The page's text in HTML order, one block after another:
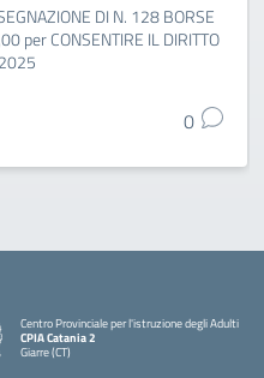
DI N. 128 BORSE
per CONSENTIRE IL DIRITTO
0
Centro Provinciale per l'istruzione degli Adulti
CPIA Catania 2
Giarre (CT)